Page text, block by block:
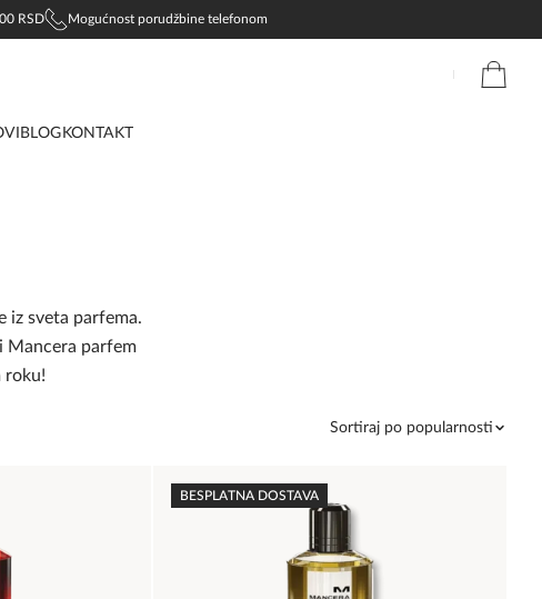
RSD Mogućnost porudžbine telefonom
BLOG KONTAKT
iz sveta parfema.
Mancera parfem
roku!
Sortiraj po popularnosti
BESPLATNA DOSTAVA